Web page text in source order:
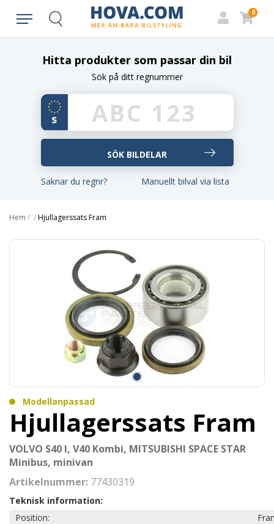
Search
0
Hitta produkter som passar din bil
Sök på ditt regnummer
Saknar du regnr? Manuellt bilval via lista
Hem / /Hjullagerssats Fram
Modellanpassad
Hjullagerssats Fram
VOLVO S40 I, V40 Kombi, MITSUBISHI SPACE STAR
Minibus, minivan
Artikelnummer: 77430319
Teknisk information:
Position: